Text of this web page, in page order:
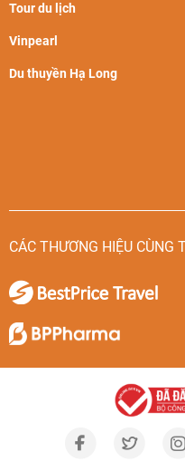
Tour du lịch
Vinpearl
Du thuyền Hạ Long
CÁC THƯƠNG HIỆU CÙNG